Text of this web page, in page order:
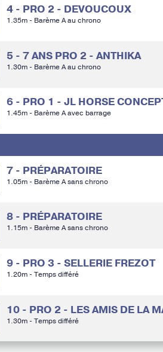
4 - PRO 2 - DEVOUCOUX
1.35m - Barème A au chrono
5 - 7 ANS PRO 2 - ANTHIKA
1.30m - Barème A au chrono
6 - PRO 1 - JL HORSE
1.45m - Barème A avec barrage
7 - PRÉPARATOIRE
1.05m - Barème A sans chrono
8 - PRÉPARATOIRE
1.15m - Barème A sans chrono
9 - PRO 3 - SELLERIE FREZOT
1.20m - Temps différé
10 - PRO 2 - LES AMIS DE LA
1.30m - Temps différé